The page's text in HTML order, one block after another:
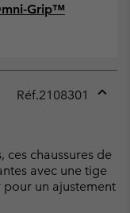
Grip™
Réf.2108301
ces chaussures de
avec une tige
un ajustement